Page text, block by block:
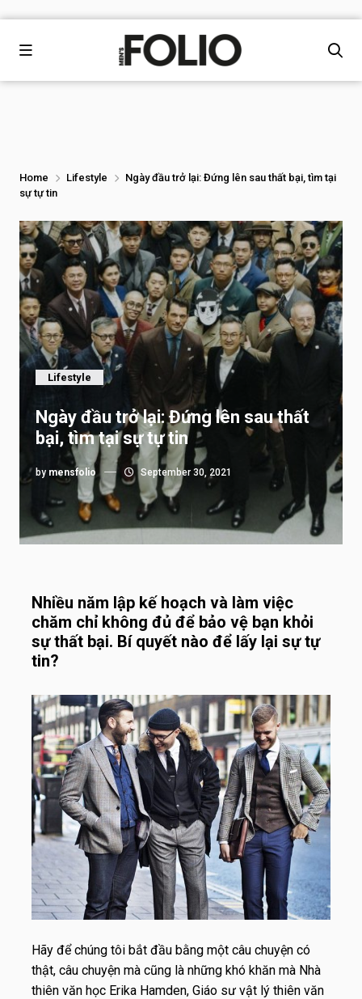
Home Lifestyle
Ngày đầu trở lại: Đứng lên sau thất bại, tìm tại
sự tự tin
Lifestyle
Ngày đầu trở lại: Đứng lên sau thất
bại, tìm tại sự tự tin
by mensfolio September 30, 2021
Nhiều năm lập kế hoạch và làm việc
chăm chỉ không đủ để bảo vệ bạn khỏi
sự thất bại. Bí quyết nào để lấy lại sự tự
tin?
Hãy để chúng tôi bắt đầu bằng một câu chuyện có
thật, câu chuyện mà cũng là những khó khăn mà Nhà
thiên văn học Erika Hamden, Giáo sư vật lý thiên văn